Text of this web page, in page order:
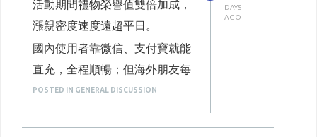
的匯率也為固定定價，不會跟隨
市場匯率起伏調整。很多人想到
要儲值就直接下單，剛好碰到匯
率高點消費，同樣的美金、港
幣、馬幣、台幣，可以兌換到的
管角色，具備人獸雙形態戰鬥
機制，僅能透過第四十四賽季
精華3抽取獲得
第四十四賽季・精華3獎池開
啟：稀世金皮「心獸－芬尼
七夕情人節主題活動登場，3
享，无推广。
一、海外用户自行 抖音充值
三大难题
支付渠道不匹配，跨境风控极易
活動期間禮物榮譽值雙倍加成，
漲親密度速度遠超平日。
國內使用者靠微信、支付寶就能
直充，全程順暢；但海外朋友每
次大型活動充值總是踩滿各種
POSTED IN GENERAL DISCUSSION
DAYS
AGO